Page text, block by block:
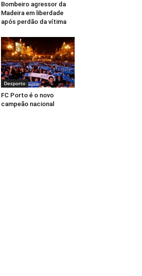
Bombeiro agressor da
Madeira em liberdade
após perdão da vítima
Desporto
FC Porto é o novo
campeão nacional